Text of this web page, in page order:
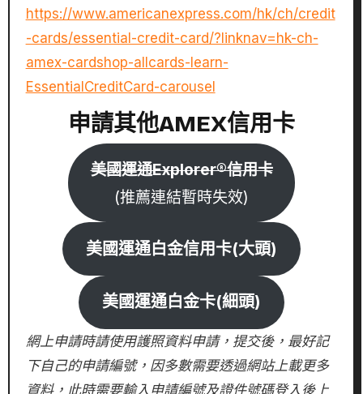
https://www.americanexpress.com/hk/ch/credit
-cards/essential-credit-card/?linknav=hk-ch-
amex-cardshop-allcards-learn-
EssentialCreditCard-carousel
申請其他AMEX信用卡
美國運通Explorer®信用卡
(推薦連結暫時失效)
美國運通白金信用卡(大頭)
美國運通白金卡(細頭)
網上申請時請使用護照資料申請，提交後，最好記
下自己的申請編號，因多數需要透過網站上載更多
資料，此時需要輸入申請編號及證件號碼登入後上